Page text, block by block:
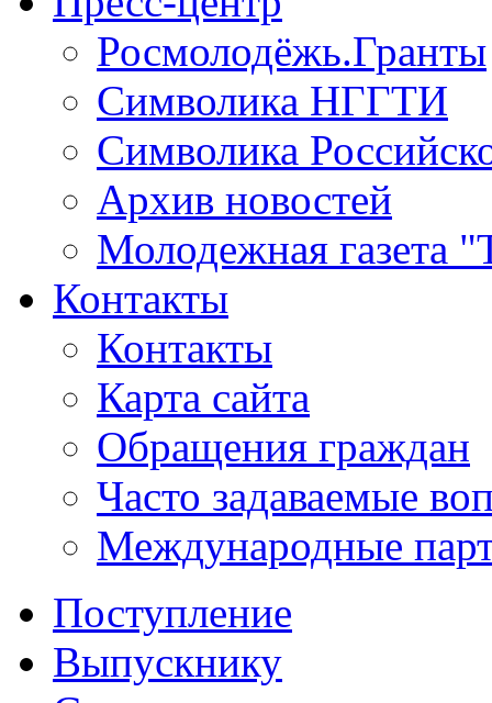
Росмолодёжь.Гранты
Символика НГГТИ
Символика
Архив новостей
Молодежная газета
Контакты
Контакты
Карта сайта
Обращения граждан
Часто задаваемые
Международные
Поступление
Выпускнику